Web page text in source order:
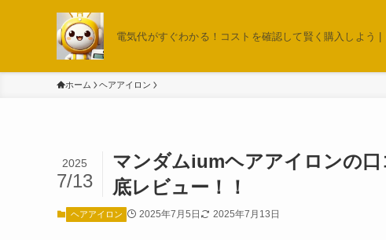
電気代がすぐわかる！コストを確認して賢く購入しよう
ホーム ヘアアイロン
マンダムiumヘアアイロンの
底レビュー！！
2025
7/13
ヘアアイロン 2025年7月5日 2025年7月13日